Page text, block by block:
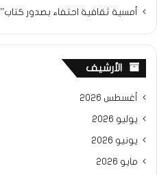
أمسية ثقافية احتفاء بصدور
الأرشيف
أغسطس 2026
يوليو 2026
يونيو 2026
مايو 2026